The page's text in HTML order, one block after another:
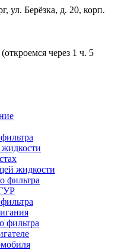
ул. Берёзка, д. 20, корп.
через 1 ч. 5
жидкости
фильтра
фильтра